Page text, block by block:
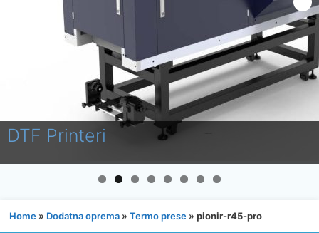
Laminatori
Home » Dodatna oprema » Termo prese » pionir-r45-pro